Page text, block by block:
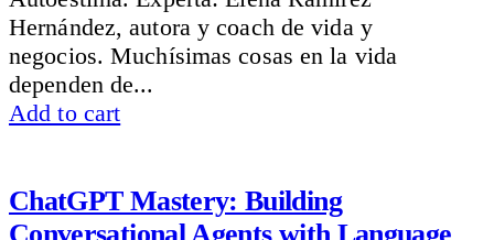
Hernández, autora y coach de vida y
negocios. Muchísimas cosas en la vida
dependen de...
Add to cart
ChatGPT Mastery: Building